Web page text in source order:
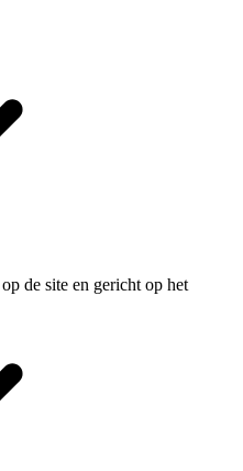
de site en gericht op het